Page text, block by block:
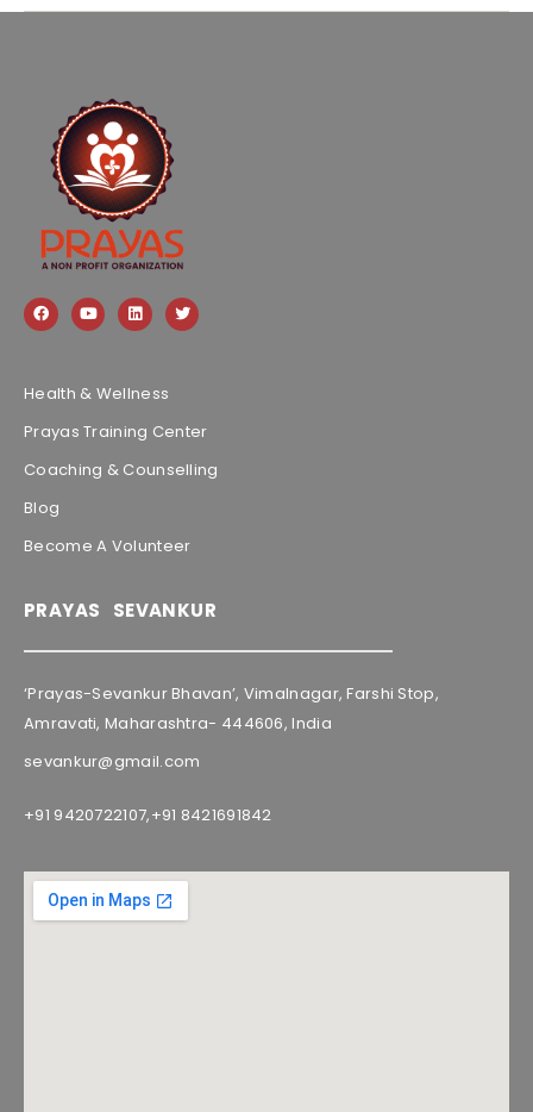
Health & Wellness
Prayas Training Center
Coaching & Counselling
Blog
Become A Volunteer
PRAYAS SEVANKUR
‘Prayas-Sevankur Bhavan’, Vimalnagar, Farshi Stop,
Amravati, Maharashtra- 444606, India
sevankur@gmail.com
+91 9420722107,+91 8421691842